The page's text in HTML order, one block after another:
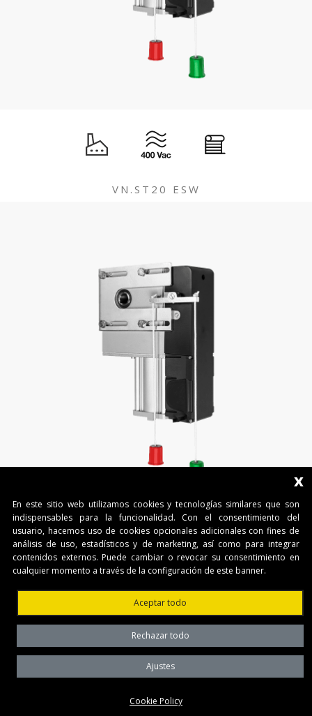
VN.ST20 ESW
VN.M20
x
En este sitio web utilizamos cookies y tecnologías similares que son
indispensables para la funcionalidad. Con el consentimiento del
usuario, hacemos uso de cookies opcionales adicionales con fines de
análisis de uso, estadísticos y de marketing, así como para integrar
contenidos externos. Puede cambiar o revocar su consentimiento en
cualquier momento a través de la configuración de este banner.
Aceptar todo
Rechazar todo
Ajustes
Cookie Policy